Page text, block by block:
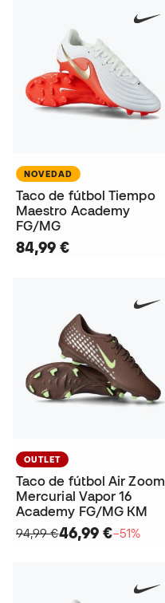
NOVEDAD
Taco de fútbol Tiempo
Maestro Academy
FG/MG
84,99 €
OUTLET
Taco de fútbol Air Zoom
Mercurial Vapor 16
Academy FG/MG KM
94,99 €46,99 €−51%